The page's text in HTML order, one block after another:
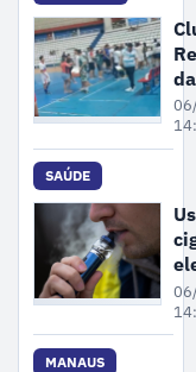
da
de
da
de
SAÚDE
MANAUS